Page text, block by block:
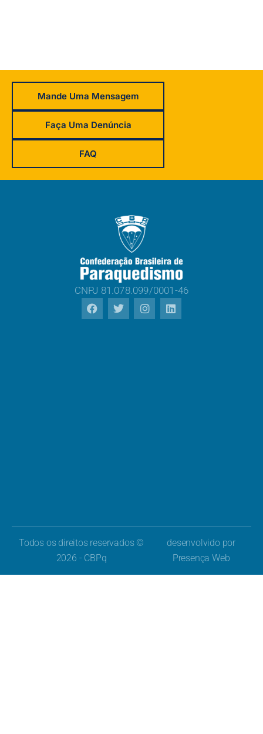
Mande Uma Mensagem
Faça Uma Denúncia
FAQ
CNPJ 81.078.099/0001-46
Todos os direitos reservados ©
2026 - CBPq
desenvolvido por
Presença Web